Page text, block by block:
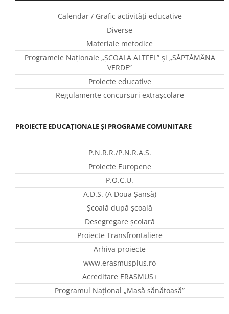
Calendar / Grafic activităţi educative
Diverse
Materiale metodice
Programele Naţionale „ŞCOALA ALTFEL” și „SĂPTĂMÂNA
VERDE”
Proiecte educative
Regulamente concursuri extraşcolare
PROIECTE EDUCAȚIONALE ȘI PROGRAME COMUNITARE
P.N.R.R./P.N.R.A.S.
Proiecte Europene
P.O.C.U.
A.D.S. (A Doua Șansă)
Școală după școală
Desegregare școlară
Proiecte Transfrontaliere
Arhiva proiecte
www.erasmusplus.ro
Acreditare ERASMUS+
Programul Național „Masă sănătoasă”